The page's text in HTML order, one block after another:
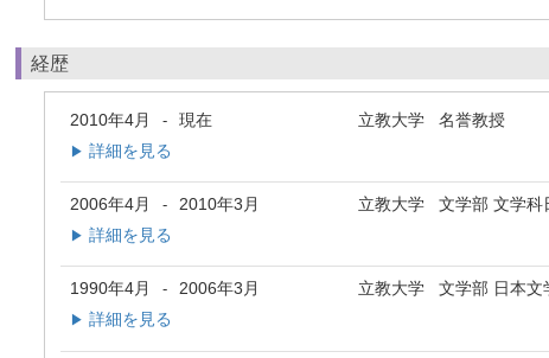
経歴
2010年4月 - 現在 立教大学 名誉教授
▶ 詳細を見る
2006年4月 - 2010年3月 立教大学 文学部 文学
▶ 詳細を見る
1990年4月 - 2006年3月 立教大学 文学部 日本
▶ 詳細を見る